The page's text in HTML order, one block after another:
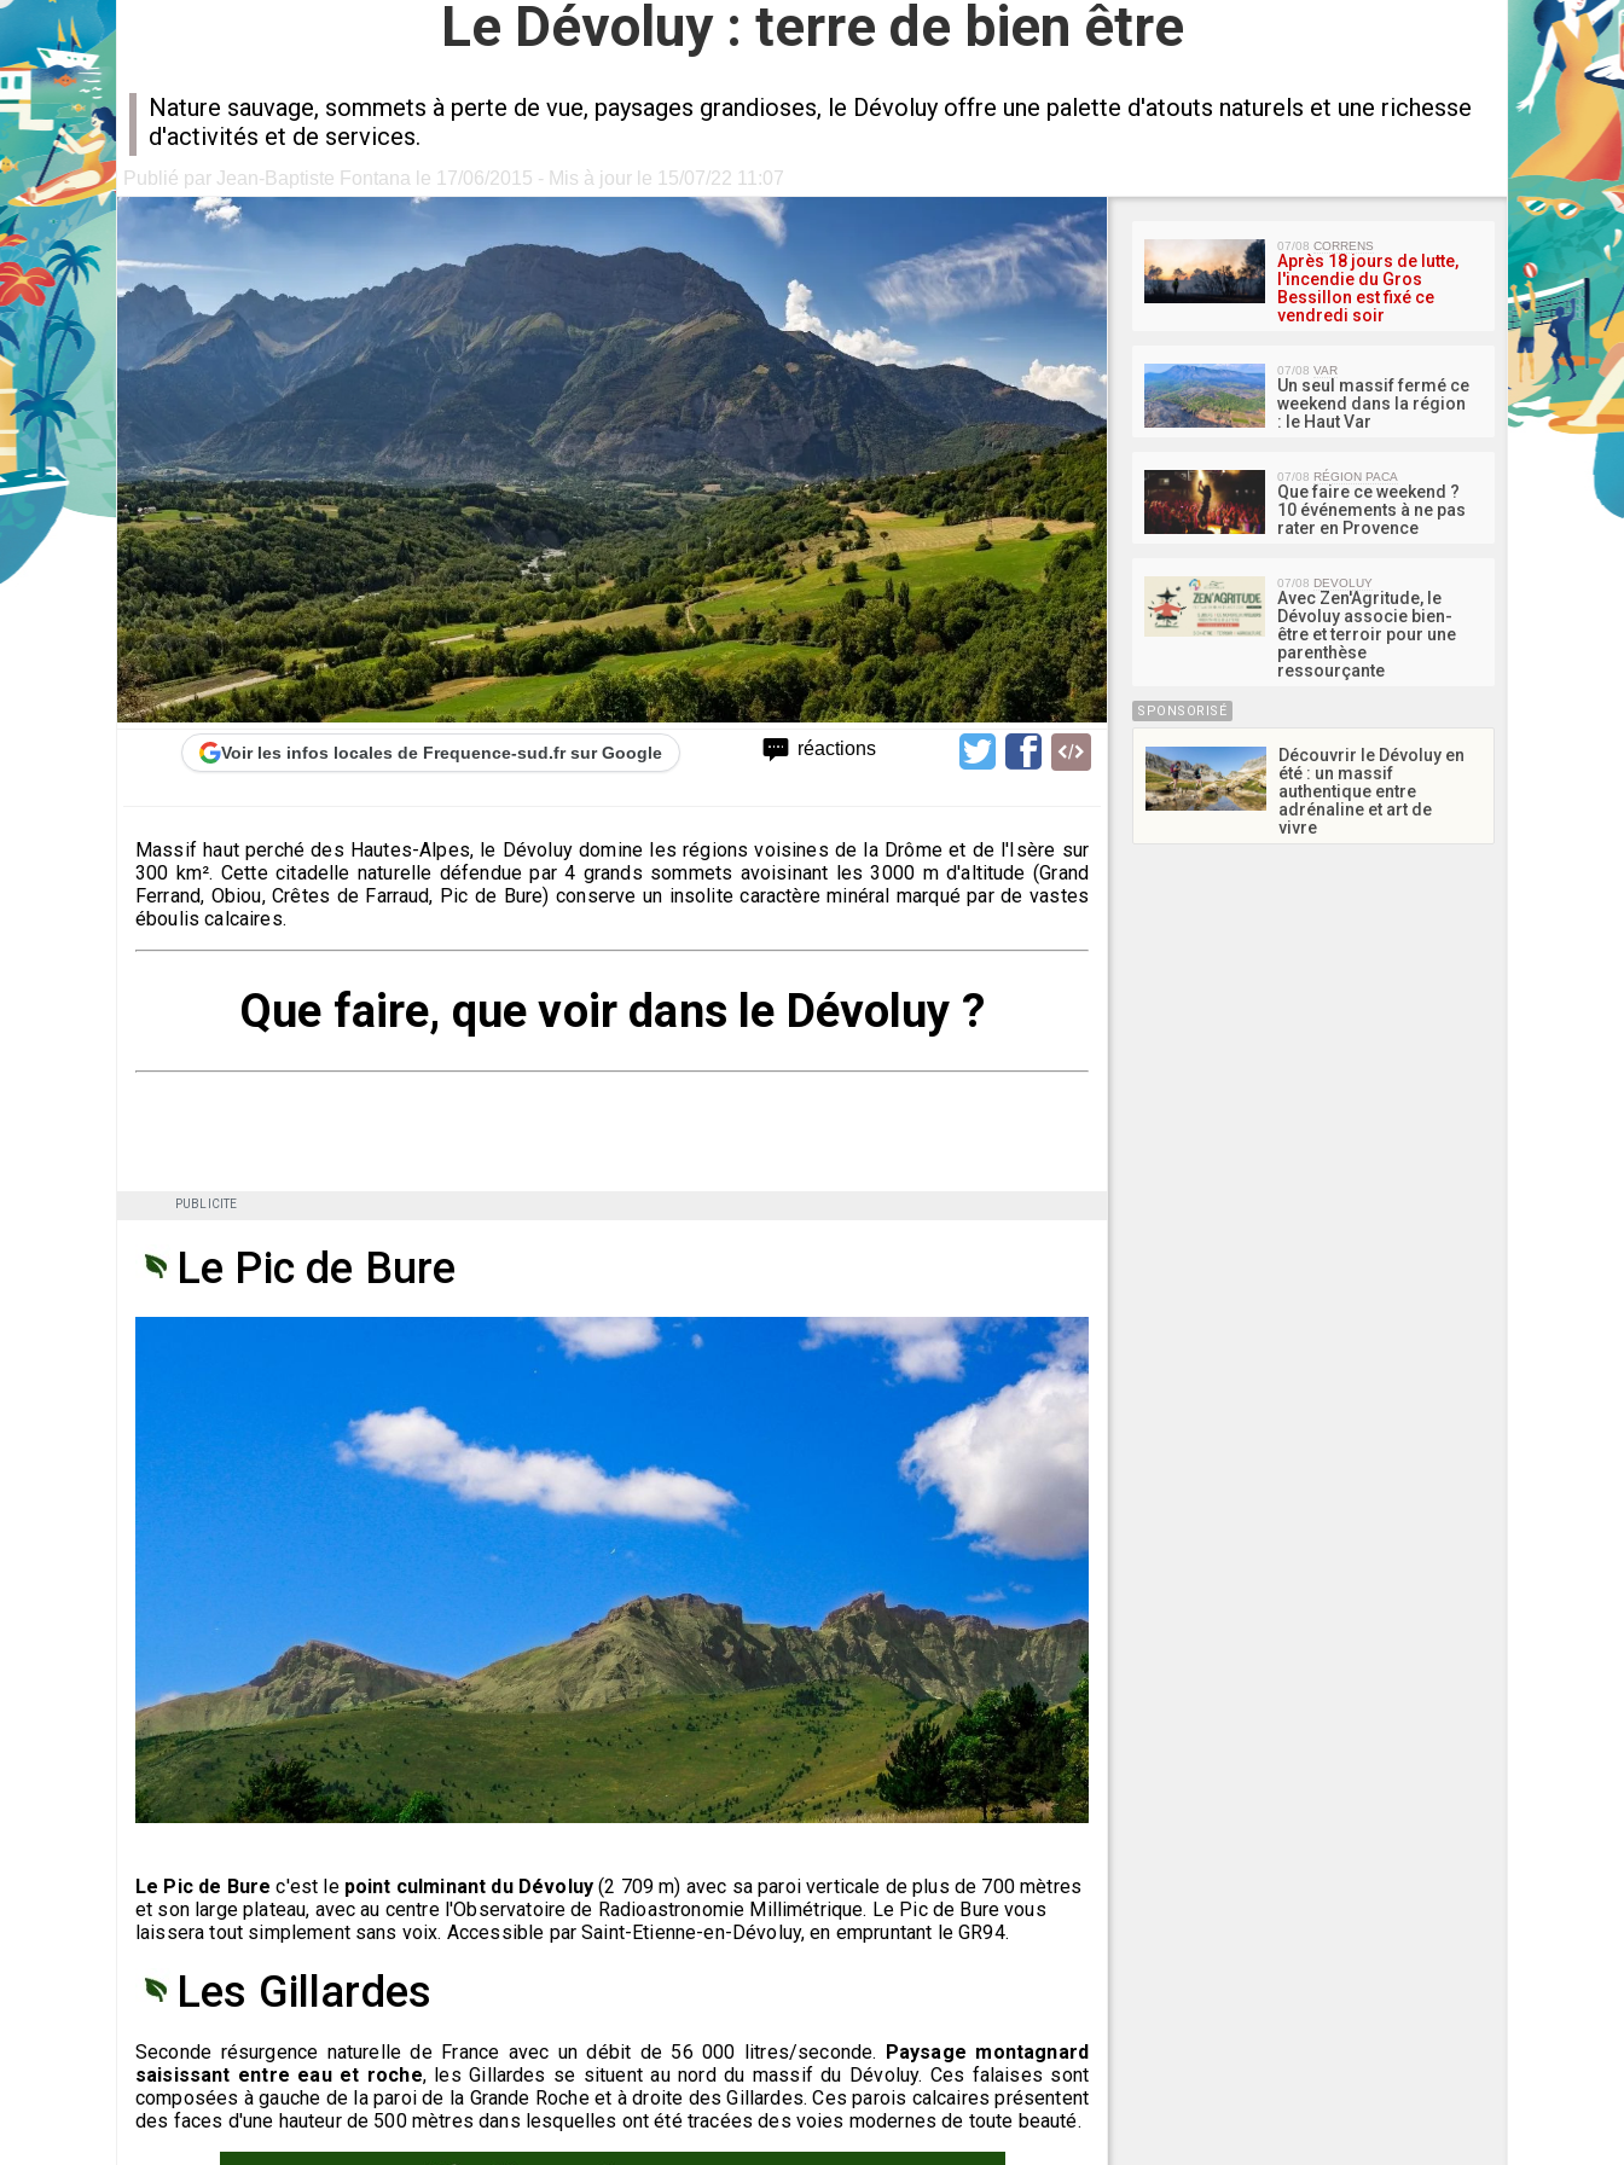
Le Dévoluy : terre de bien être
Nature sauvage, sommets à perte de vue, paysages grandioses, le Dévoluy offre une palette d'atouts naturels et une richesse
d'activités et de services.
Publié par Jean-Baptiste Fontana le 17/06/2015 - Mis à jour le 15/07/22 11:07
réactions
Voir les infos locales de Frequence-sud.fr sur Google
Massif haut perché des Hautes-Alpes, le Dévoluy domine les régions voisines de la Drôme et de l'Isère sur
300 km². Cette citadelle naturelle défendue par 4 grands sommets avoisinant les 3000 m d'altitude (Grand
Ferrand, Obiou, Crêtes de Farraud, Pic de Bure) conserve un insolite caractère minéral marqué par de vastes
éboulis calcaires.
Que faire, que voir dans le Dévoluy ?
PUBLICITE
Le Pic de Bure
Le Pic de Burec'est le point culminant du Dévoluy (2 709 m) avec sa paroi verticale de plus de 700 mètres
et son large plateau, avec au centre l'Observatoire de Radioastronomie Millimétrique. Le Pic de Bure vous
laissera tout simplement sans voix. Accessible par Saint-Etienne-en-Dévoluy, en empruntant le GR94.
Les Gillardes
Seconde résurgence naturelle de France avec un débit de 56 000 litres/seconde.
Paysage montagnard
saisissant entre eau et roche, les Gillardes se situent au nord du massif du Dévoluy. Ces falaises sont
composées à gauche de la paroi de la Grande Roche et à droite des Gillardes. Ces parois calcaires présentent
des faces d'une hauteur de 500 mètres dans lesquelles ont été tracées des voies modernes de toute beauté.
07/08 CORRENS
Après 18 jours de lutte,
l'incendie du Gros
Bessillon est fixé ce
vendredi soir
07/08 VAR
Un seul massif fermé ce
weekend dans la région
: le Haut Var
07/08 RÉGION PACA
Que faire ce weekend ?
10 événements à ne pas
rater en Provence
07/08 DEVOLUY
Avec Zen'Agritude, le
Dévoluy associe bien-
être et terroir pour une
parenthèse
ressourçante
SPONSORISÉ
Découvrir le Dévoluy en
été : un massif
authentique entre
adrénaline et art de
vivre